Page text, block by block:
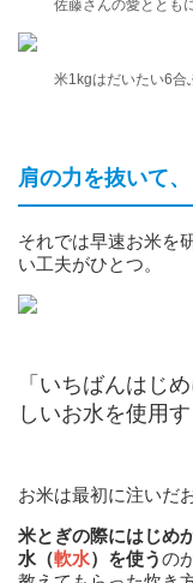
佐藤さんの愛ととも
米1kgはだいたい6合
肩の力を抜いて
それでは早速お米を
い工夫がひとつ。
「いちばんはじ
しいお水を使用
お米は最初に注いだ
米とぎの際にはじめ
水（軟水）を使うの